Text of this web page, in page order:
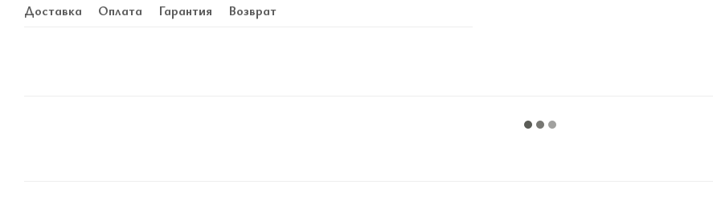
Доставка Оплата Гарантия Возврат